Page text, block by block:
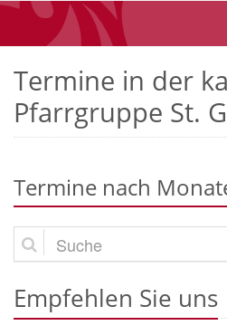
Termine in der
Pfarrgruppe St.
Termine nach
Suche
Empfehlen Sie uns